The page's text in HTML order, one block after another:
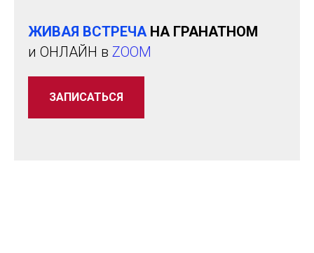
ЖИВАЯ ВСТРЕЧАНА ГРАНАТНОМ
и ОНЛАЙН в ZOOM
ЗАПИСАТЬСЯ